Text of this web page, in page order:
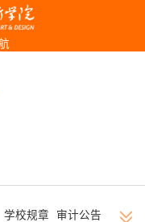
学校规章
审计公告